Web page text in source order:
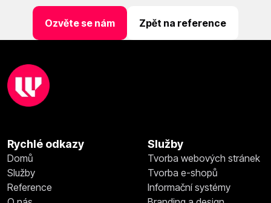
Ozvěte se nám Zpět na reference
Rychlé odkazy
Domů
Služby
Reference
Služby
Tvorba webových stránek
Tvorba e-shopů
Informační systémy